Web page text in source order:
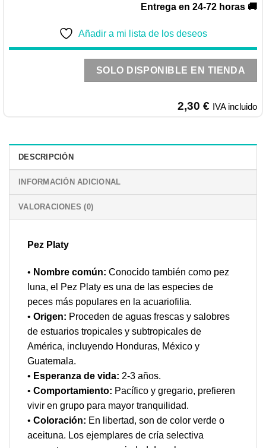
Entrega en 24-72 horas 🚚
Añadir a mi lista de los deseos
SOLO DISPONIBLE EN TIENDA
2,30 € IVA incluido
DESCRIPCIÓN
INFORMACIÓN ADICIONAL
VALORACIONES (0)
Pez Platy
• Nombre común: Conocido también como pez
luna, el Pez Platy es una de las especies de
peces más populares en la acuariofilia.
• Origen: Proceden de aguas frescas y salobres
de estuarios tropicales y subtropicales de
América, incluyendo Honduras, México y
Guatemala.
• Esperanza de vida: 2-3 años.
• Comportamiento: Pacífico y gregario, prefieren
vivir en grupo para mayor tranquilidad.
• Coloración: En libertad, son de color verde o
aceituna. Los ejemplares de cría selectiva